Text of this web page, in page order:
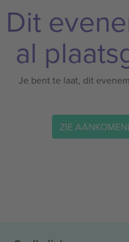
Dit
al
Je bent te laat, dit
ZIE